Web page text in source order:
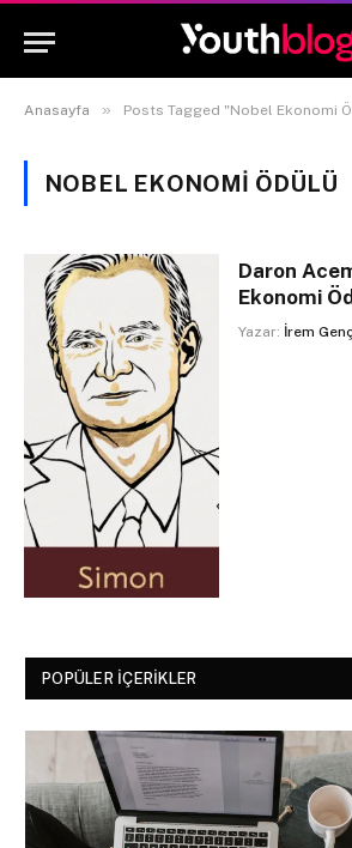
Anasayfa » Posts Tagged "Nobel Ekonomi
NOBEL EKONOMI ÖDÜLÜ
Daron
Ekonomi
Yazar: İrem
POPÜLER İÇERIKLER